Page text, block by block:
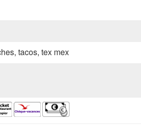
tacos, tex mex